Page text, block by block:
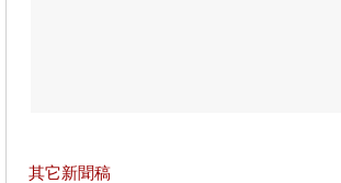
其它新聞稿